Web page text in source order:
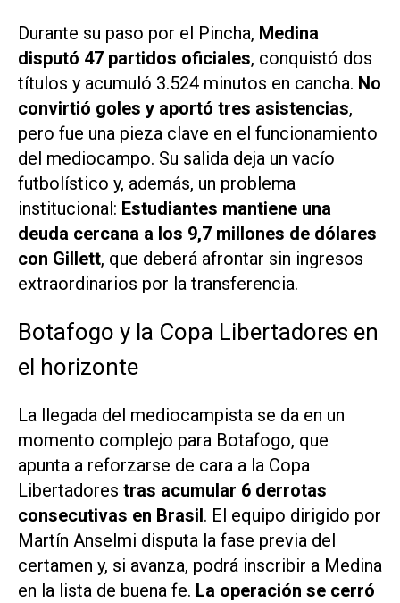
Durante su paso por el Pincha, Medina
disputó 47 partidos oficiales, conquistó dos
títulos y acumuló 3.524 minutos en cancha. No
convirtió goles y aportó tres asistencias,
pero fue una pieza clave en el funcionamiento
del mediocampo. Su salida deja un vacío
futbolístico y, además, un problema
institucional: Estudiantes mantiene una
deuda cercana a los 9,7 millones de dólares
con Gillett, que deberá afrontar sin ingresos
extraordinarios por la transferencia.
Botafogo y la Copa Libertadores en
el horizonte
La llegada del mediocampista se da en un
momento complejo para Botafogo, que
apunta a reforzarse de cara a la Copa
Libertadores tras acumular 6 derrotas
consecutivas en Brasil. El equipo dirigido por
Martín Anselmi disputa la fase previa del
certamen y, si avanza, podrá inscribir a Medina
en la lista de buena fe. La operación se cerró